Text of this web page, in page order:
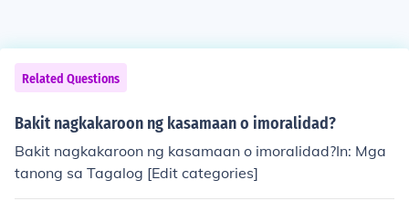
Related Questions
Bakit nagkakaroon ng kasamaan o imoralidad?
Bakit nagkakaroon ng kasamaan o imoralidad?In: Mga
tanong sa Tagalog [Edit categories]